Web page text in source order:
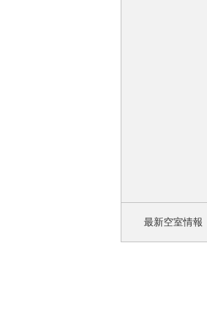
最新空室情報